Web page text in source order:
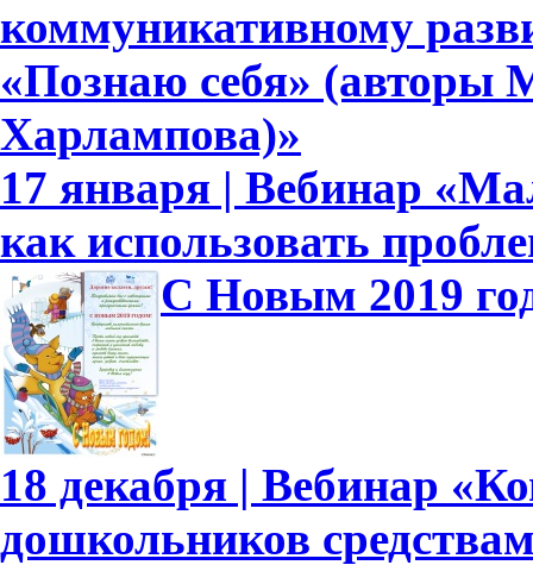
коммуникативному
«Познаю себя» (авторы
Харлампова)»
17 января | Вебинар
как использовать
С Новым 2019
18 декабря | Вебинар
дошкольников